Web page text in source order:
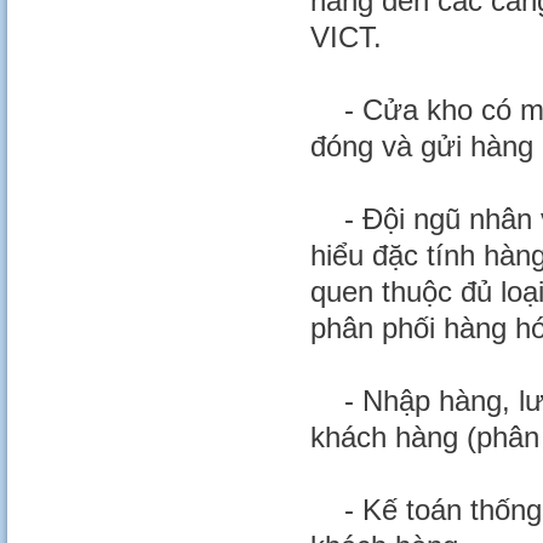
VICT.
- Cửa kho có
đóng và gửi
- Đội ngũ nhân
hiểu đặc tính
quen thuộc đủ
phân phối hàng
- Nhập hàng,
khách hàng
- Kế toán thống